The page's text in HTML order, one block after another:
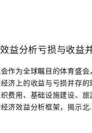
益分析亏损与收益
作为全球瞩目的体育盛
济上的收益与亏损并存
费用、基础设施建设、
济效益分析框架，揭示北